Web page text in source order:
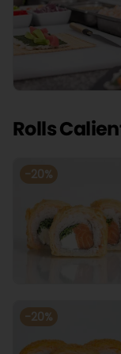
Rolls
-20%
-20%